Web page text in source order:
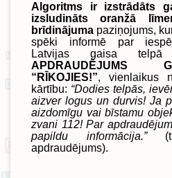
Algoritms ir izstrādāts
izsludināts oranžā
brīdinājuma paziņojums,
spēki informē par
Latvijas gaisa
APDRAUDĒJUMS
“RĪKOJIES!”, vienlaikus
kārtību: “Dodies telpās,
aizver logus un durvis! Ja
aizdomīgu vai bīstamu
zvani 112! Par
papildu informācija.”
apdraudējums).